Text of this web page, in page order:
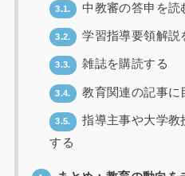
3.1. 中教審の答申を読
3.2. 学習指導要領解説
3.3. 雑誌を購読する
3.4. 教育関連の記事に
3.5.
指導主事や大学教
する